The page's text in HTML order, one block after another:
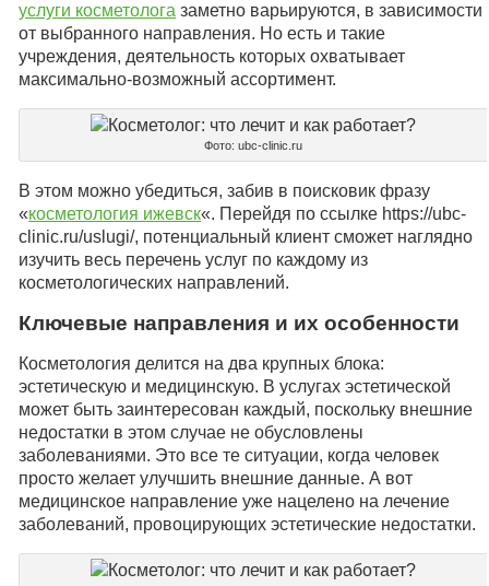
услуги косметолога заметно варьируются, в зависимости
от выбранного направления. Но есть и такие
учреждения, деятельность которых охватывает
максимально-возможный ассортимент.
Фото: ubc-clinic.ru
В этом можно убедиться, забив в поисковик фразу
«косметология ижевск«. Перейдя по ссылке https://ubc-
clinic.ru/uslugi/, потенциальный клиент сможет наглядно
изучить весь перечень услуг по каждому из
косметологических направлений.
Ключевые направления и их особенности
Косметология делится на два крупных блока:
эстетическую и медицинскую. В услугах эстетической
может быть заинтересован каждый, поскольку внешние
недостатки в этом случае не обусловлены
заболеваниями. Это все те ситуации, когда человек
просто желает улучшить внешние данные. А вот
медицинское направление уже нацелено на лечение
заболеваний, провоцирующих эстетические недостатки.